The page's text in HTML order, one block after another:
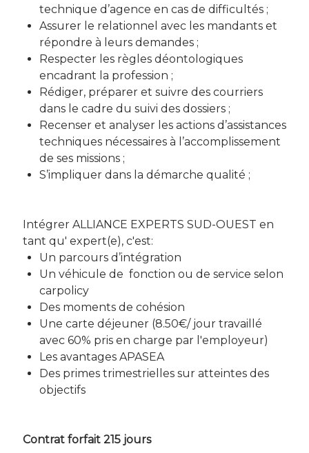
technique d’agence en cas de difficultés ;
Assurer le relationnel avec les mandants et
répondre à leurs demandes ;
Respecter les règles déontologiques
encadrant la profession ;
Rédiger, préparer et suivre des courriers
dans le cadre du suivi des dossiers ;
Recenser et analyser les actions d’assistances
techniques nécessaires à l’accomplissement
de ses missions ;
S’impliquer dans la démarche qualité ;
Intégrer ALLIANCE EXPERTS SUD-OUEST en
tant qu' expert(e), c'est:
Un parcours d’intégration
Un véhicule de fonction ou de service selon
carpolicy
Des moments de cohésion
Une carte déjeuner (8.50€/ jour travaillé
avec 60% pris en charge par l'employeur)
Les avantages APASEA
Des primes trimestrielles sur atteintes des
objectifs
Contrat forfait 215 jours